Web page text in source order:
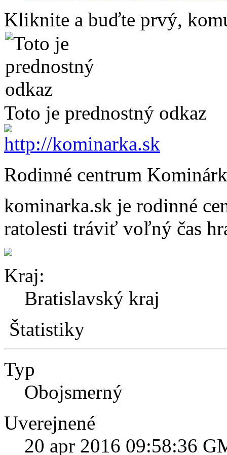
Kliknite a buďte prvý,
Toto je prednostný odkaz
Rodinné centrum
kominarka.sk je rodinné
ratolesti tráviť voľný čas
Kraj:
Bratislavský kraj
Štatistiky
Typ
Obojsmerný
Uverejnené
20 apr 2016 09:58:36